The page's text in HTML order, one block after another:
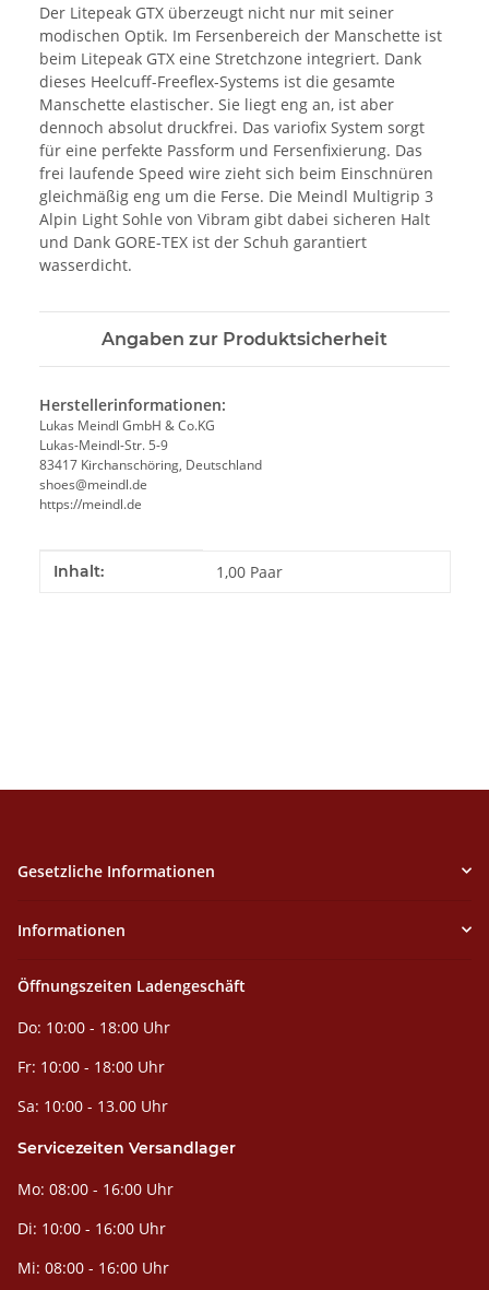
Der Litepeak GTX überzeugt nicht nur mit seiner
modischen Optik. Im Fersenbereich der Manschette ist
beim Litepeak GTX eine Stretchzone integriert. Dank
dieses Heelcuff-Freeflex-Systems ist die gesamte
Manschette elastischer. Sie liegt eng an, ist aber
dennoch absolut druckfrei. Das variofix System sorgt
für eine perfekte Passform und Fersenfixierung. Das
frei laufende Speed wire zieht sich beim Einschnüren
gleichmäßig eng um die Ferse. Die Meindl Multigrip 3
Alpin Light Sohle von Vibram gibt dabei sicheren Halt
und Dank GORE-TEX ist der Schuh garantiert
wasserdicht.
Angaben zur Produktsicherheit
Herstellerinformationen:
Lukas Meindl GmbH & Co.KG
Lukas-Meindl-Str. 5-9
83417 Kirchanschöring, Deutschland
shoes@meindl.de
https://meindl.de
Produkteigenschaft
Wert
Inhalt: 1,00 Paar
Gesetzliche Informationen
Informationen
Öffnungszeiten Ladengeschäft
Do: 10:00 - 18:00 Uhr
Fr: 10:00 - 18:00 Uhr
Sa: 10:00 - 13.00 Uhr
Servicezeiten Versandlager
Mo: 08:00 - 16:00 Uhr
Di: 10:00 - 16:00 Uhr
Mi: 08:00 - 16:00 Uhr